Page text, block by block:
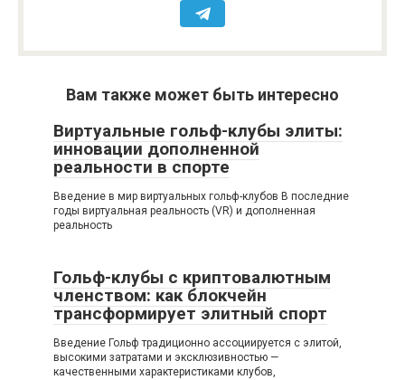
Вам также может быть интересно
Виртуальные гольф-клубы элиты:
инновации дополненной
реальности в спорте
Введение в мир виртуальных гольф-клубов В последние
годы виртуальная реальность (VR) и дополненная
реальность
Гольф-клубы с криптовалютным
членством: как блокчейн
трансформирует элитный спорт
Введение Гольф традиционно ассоциируется с элитой,
высокими затратами и эксклюзивностью —
качественными характеристиками клубов,